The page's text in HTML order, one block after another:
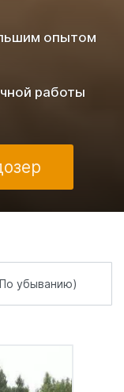
опытом
работы